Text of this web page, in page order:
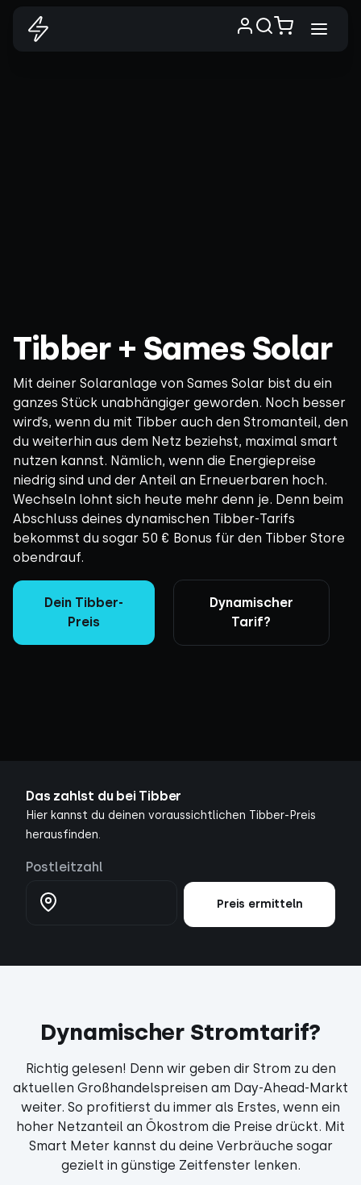
Tibber + Sames Solar
Mit deiner Solaranlage von Sames Solar bist du ein
ganzes Stück unabhängiger geworden. Noch besser
wird’s, wenn du mit Tibber auch den Stromanteil, den
du weiterhin aus dem Netz beziehst, maximal smart
nutzen kannst. Nämlich, wenn die Energiepreise
niedrig sind und der Anteil an Erneuerbaren hoch.
Wechseln lohnt sich heute mehr denn je. Denn beim
Abschluss deines dynamischen Tibber-Tarifs
bekommst du sogar 50 € Bonus für den Tibber Store
obendrauf.
Dein Tibber-
Preis
Dynamischer
Tarif?
Das zahlst du bei Tibber
Hier kannst du deinen voraussichtlichen Tibber-Preis
herausfinden.
Postleitzahl
Preis ermitteln
Dynamischer Stromtarif?
Richtig gelesen! Denn wir geben dir Strom zu den
aktuellen Großhandelspreisen am Day-Ahead-Markt
weiter. So profitierst du immer als Erstes, wenn ein
hoher Netzanteil an Ökostrom die Preise drückt. Mit
Smart Meter kannst du deine Verbräuche sogar
gezielt in günstige Zeitfenster lenken.